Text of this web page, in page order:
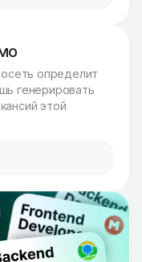
определит
генерировать
этой